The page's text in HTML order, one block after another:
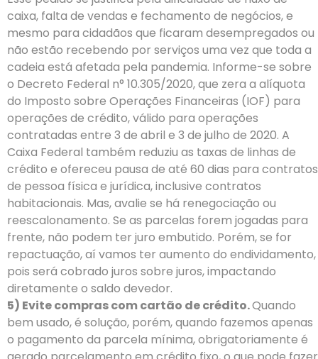
caixa, falta de vendas e fechamento de negócios, e
mesmo para cidadãos que ficaram desempregados ou
não estão recebendo por serviços uma vez que toda a
cadeia está afetada pela pandemia. Informe-se sobre
o Decreto Federal n° 10.305/2020, que zera a alíquota
do Imposto sobre Operações Financeiras (IOF) para
operações de crédito, válido para operações
contratadas entre 3 de abril e 3 de julho de 2020. A
Caixa Federal também reduziu as taxas de linhas de
crédito e ofereceu pausa de até 60 dias para contratos
de pessoa física e jurídica, inclusive contratos
habitacionais. Mas, avalie se há renegociação ou
reescalonamento. Se as parcelas forem jogadas para
frente, não podem ter juro embutido. Porém, se for
repactuação, aí vamos ter aumento do endividamento,
pois será cobrado juros sobre juros, impactando
diretamente o saldo devedor.
5) Evite compras com cartão de crédito.Quando
bem usado, é solução, porém, quando fazemos apenas
o pagamento da parcela mínima, obrigatoriamente é